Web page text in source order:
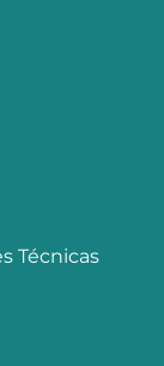
Técnicas